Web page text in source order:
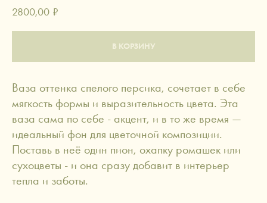
2800,00 ₽
В КОРЗИНУ
Ваза оттенка спелого персика, сочетает в себе
мягкость формы и выразительность цвета. Эта
ваза сама по себе - акцент, и в то же время —
идеальный фон для цветочной композиции.
Поставь в неё один пион, охапку ромашек или
сухоцветы - и она сразу добавит в интерьер
тепла и заботы.